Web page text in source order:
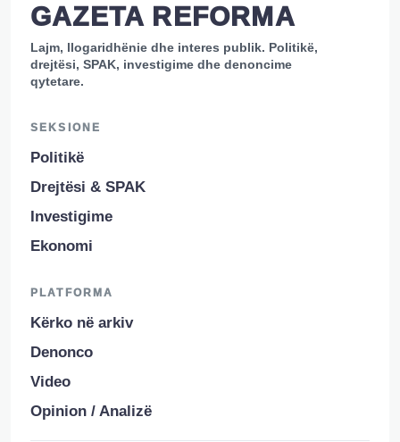
GAZETA REFORMA
Lajm, llogaridhënie dhe interes publik. Politikë,
drejtësi, SPAK, investigime dhe denoncime
qytetare.
SEKSIONE
Politikë
Drejtësi & SPAK
Investigime
Ekonomi
PLATFORMA
Kërko në arkiv
Denonco
Video
Opinion / Analizë